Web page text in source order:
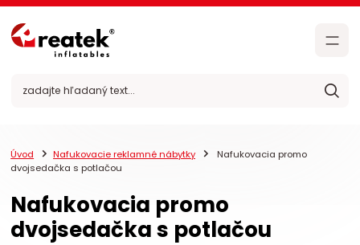
Úvod Nafukovacie reklamné nábytky
Nafukovacia promo
dvojsedačka s potlačou
Nafukovacia promo
dvojsedačka s potlačou